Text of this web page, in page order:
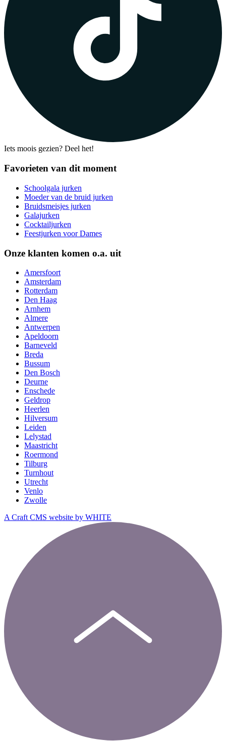
Iets moois gezien? Deel het!
Favorieten van dit moment
Schoolgala jurken
Moeder van de bruid jurken
Bruidsmeisjes jurken
Galajurken
Cocktailjurken
Feestjurken voor Dames
Onze klanten komen o.a. uit
Amersfoort
Amsterdam
Rotterdam
Den Haag
Arnhem
Almere
Antwerpen
Apeldoorn
Barneveld
Breda
Bussum
Den Bosch
Deurne
Enschede
Geldrop
Heerlen
Hilversum
Leiden
Lelystad
Maastricht
Roermond
Tilburg
Turnhout
Utrecht
Venlo
Zwolle
A Craft CMS website by WHITE